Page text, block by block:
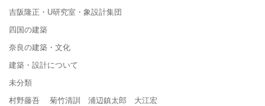
吉阪隆正・U研究室・象設計集団
四国の建築
奈良の建築・文化
建築・設計について
未分類
村野藤吾 菊竹清訓 浦辺鎮太郎 大江宏